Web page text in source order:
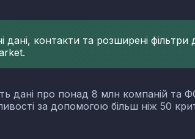
контакти та розширені фільтри
дані про понад 8 млн компаній та
за допомогою більш ніж 50